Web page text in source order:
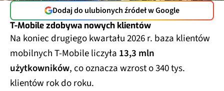
Dodaj do ulubionych źródeł w Google
T-Mobile zdobywa nowych klientów
Na koniec drugiego kwartału 2026 r. baza klientów
mobilnych T-Mobile liczyła 13,3 mln
użytkowników, co oznacza wzrost o 340 tys.
klientów rok do roku.